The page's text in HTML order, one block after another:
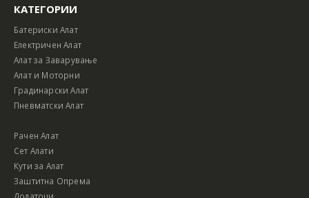
КАТЕГОРИИ
Батериски Алат
Електричен Алат
Алат за Заварување
Алат и Моторни
Градинарски Алат
Пневматски Алат
Рачен Алат
Сет Алати
Кути за Алат
Заштитна Опрема